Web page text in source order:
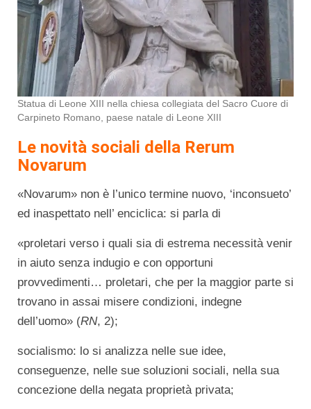
Statua di Leone XIII nella chiesa collegiata del Sacro Cuore di
Carpineto Romano, paese natale di Leone XIII
Le novità sociali della Rerum
Novarum
«Novarum» non è l’unico termine nuovo, ‘inconsueto’
ed inaspettato nell’ enciclica: si parla di
«proletari verso i quali sia di estrema necessità venir
in aiuto senza indugio e con opportuni
provvedimenti… proletari, che per la maggior parte si
trovano in assai misere condizioni, indegne
dell’uomo» (RN, 2);
socialismo: lo si analizza nelle sue idee,
conseguenze, nelle sue soluzioni sociali, nella sua
concezione della negata proprietà privata;